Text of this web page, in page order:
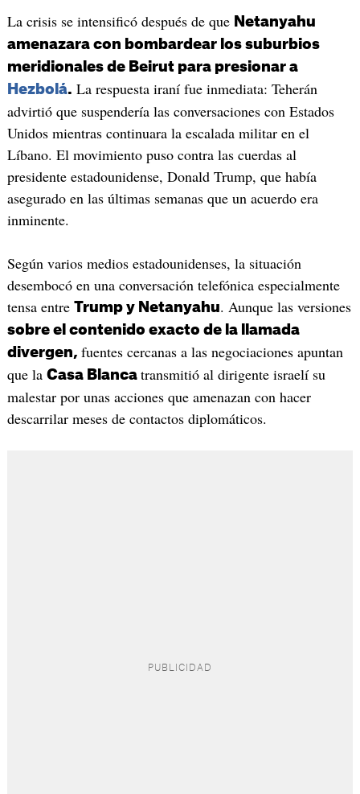
La crisis se intensificó después de que Netanyahu
amenazara con bombardear los suburbios
meridionales de Beirut para presionar a
Hezbolá. La respuesta iraní fue inmediata: Teherán
advirtió que suspendería las conversaciones con Estados
Unidos mientras continuara la escalada militar en el
Líbano. El movimiento puso contra las cuerdas al
presidente estadounidense, Donald Trump, que había
asegurado en las últimas semanas que un acuerdo era
inminente.
Según varios medios estadounidenses, la situación
desembocó en una conversación telefónica especialmente
tensa entre Trump y Netanyahu. Aunque las versiones
sobre el contenido exacto de la llamada
divergen, fuentes cercanas a las negociaciones apuntan
que la Casa Blanca transmitió al dirigente israelí su
malestar por unas acciones que amenazan con hacer
descarrilar meses de contactos diplomáticos.